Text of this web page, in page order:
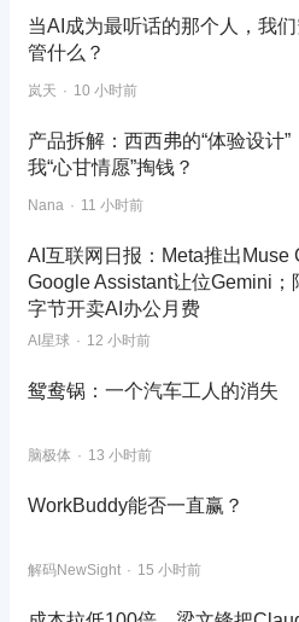
当AI成为最听话的那个人，我
管什么？
岚天 10 小时前
产品拆解：西西弗的“体验设计”
我“心甘情愿”掏钱？
Nana 11 小时前
AI互联网日报：Meta推出Muse
Google Assistant让位Gemini；
字节开卖AI办公月费
AI星球 12 小时前
鸳鸯锅：一个汽车工人的消失
脑极体 13 小时前
WorkBuddy能否一直赢？
解码NewSight 15 小时前